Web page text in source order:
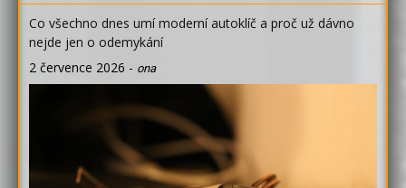
Co všechno dnes umí moderní autoklíč a proč už dávno
nejde jen o odemykání
2 července 2026 - ona